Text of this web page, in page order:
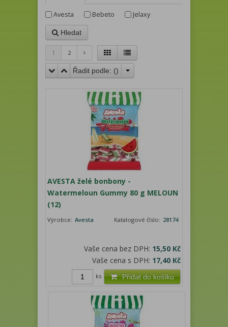
Avesta Bebeto Jelaxy
Hledat
1 2
Řadit podle: ()
AVESTA želé bonbony -
Watermeloun Gummy 80 g MELOUN
(12)
Výrobce: Avesta Katalogové číslo: 28174
Vaše cena bez DPH: 15,50 Kč
Vaše cena s DPH: 17,40 Kč
Přidat do košíku
ks